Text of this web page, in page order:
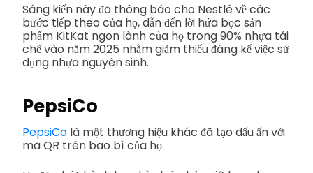
Sáng kiến này đã thông báo cho Nestlé về các
bước tiếp theo của họ, dẫn đến lời hứa bọc sản
phẩm KitKat ngon lành của họ trong 90% nhựa tái
chế vào năm 2025 nhằm giảm thiểu đáng kể việc sử
dụng nhựa nguyên sinh.
PepsiCo
PepsiCo là một thương hiệu khác đã tạo dấu ấn với
mã QR trên bao bì của họ.